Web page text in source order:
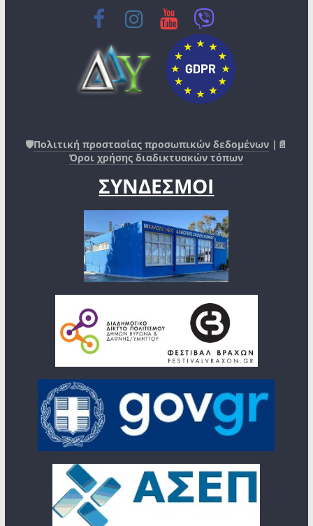
🛡️Πολιτική προστασίας προσωπικών δεδομένων |📄
Όροι χρήσης διαδικτυακών τόπων
ΣΥΝΔΕΣΜΟΙ